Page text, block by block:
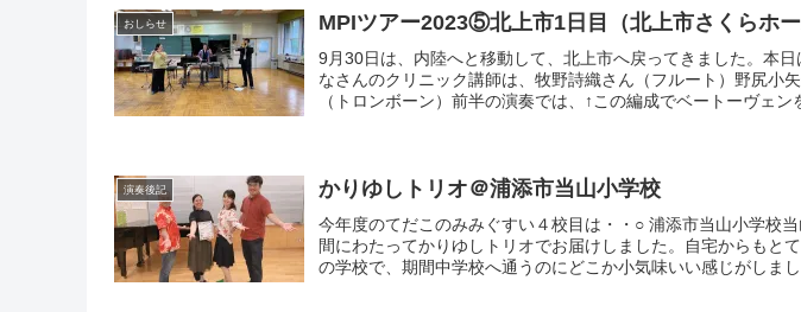
おしらせ MPIツアー2023⑤北上市1日目（北上市さくらホー
9月30日は、内陸へと移動して、北上市へ戻ってきました。本
なさんのクリニック講師は、牧野詩織さん（フルート）野尻小
（トロンボーン）前半の演奏では、↑この編成でベートーヴェン
演奏後記 かりゆしトリオ＠浦添市当山小学校
今年度のてだこのみみぐすい４校目は・・○ 浦添市当山小学校
間にわたってかりゆしトリオでお届けしました。自宅からもと
の学校で、期間中学校へ通うのにどこか小気味いい感じがしま